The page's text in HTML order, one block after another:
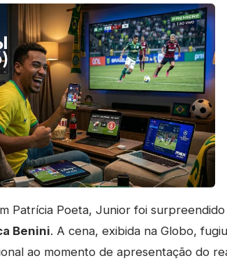
Patrícia Poeta, Junior foi
Benini. A cena, exibida na Globo,
ao momento de apresentação do